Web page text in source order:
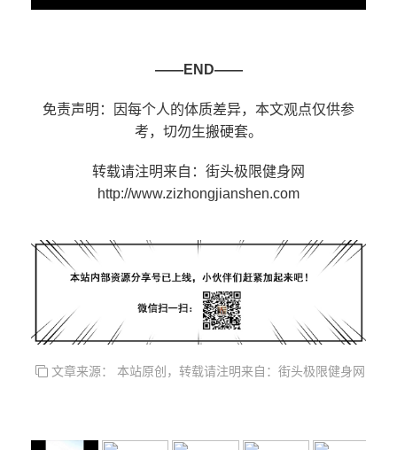
——END——
免责声明：因每个人的体质差异，本文观点仅供参
考，切勿生搬硬套。
转载请注明来自：街头极限健身网
http://www.zizhongjianshen.com
文章来源： 本站原创，转载请注明来自：街头极限健身网